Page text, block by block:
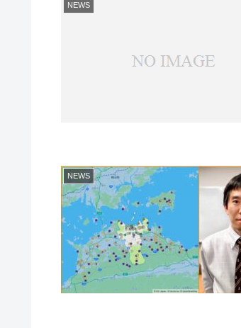
NEWS
NEWS